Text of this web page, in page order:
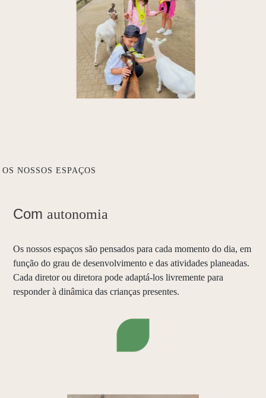
OS NOSSOS ESPAÇOS
Com autonomia
Os nossos espaços são pensados para cada momento do dia, em
função do grau de desenvolvimento e das atividades planeadas.
Cada diretor ou diretora pode adaptá-los livremente para
responder à dinâmica das crianças presentes.